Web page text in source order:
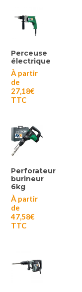
Perceuse
électrique
À partir
de
27,18€
TTC
Perforateur
burineur
6kg
À partir
de
47,58€
TTC